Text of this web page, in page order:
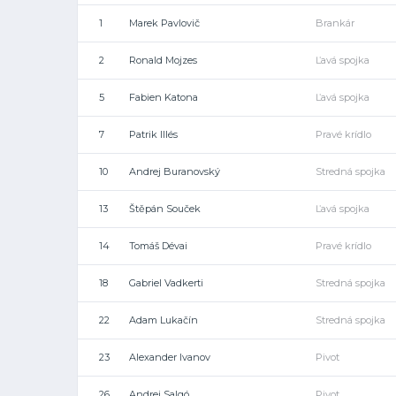
1 Marek Pavlovič Brankár
2 Ronald Mojzes Ľavá spojka
5 Fabien Katona Ľavá spojka
7 Patrik Illés Pravé krídlo
10 Andrej Buranovský Stredná spojka
13 Štěpán Souček Ľavá spojka
14 Tomáš Dévai Pravé krídlo
18 Gabriel Vadkerti Stredná spojka
22 Adam Lukačín Stredná spojka
23 Alexander Ivanov Pivot